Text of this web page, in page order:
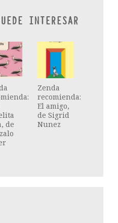
INTERESAR
de
Zenda
recomienda:
El amigo,
de Sigrid
Nunez